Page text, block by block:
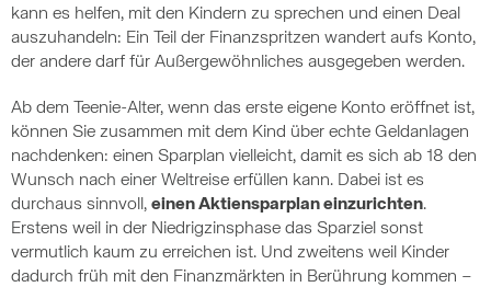
kann es helfen, mit den Kindern zu sprechen und einen Deal
auszuhandeln: Ein Teil der Finanzspritzen wandert aufs Konto,
der andere darf für Außergewöhnliches ausgegeben werden.
Ab dem Teenie-Alter, wenn das erste eigene Konto eröffnet ist,
können Sie zusammen mit dem Kind über echte Geldanlagen
nachdenken: einen Sparplan vielleicht, damit es sich ab 18 den
Wunsch nach einer Weltreise erfüllen kann. Dabei ist es
durchaus sinnvoll, einen Aktiensparplan einzurichten.
Erstens weil in der Niedrigzinsphase das Sparziel sonst
vermutlich kaum zu erreichen ist. Und zweitens weil Kinder
dadurch früh mit den Finanzmärkten in Berührung kommen –